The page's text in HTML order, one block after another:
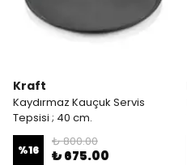
Kraft
Kaydırmaz Kauçuk Servis
Tepsisi ; 40 cm.
%16
₺ 800.00
₺ 675.00